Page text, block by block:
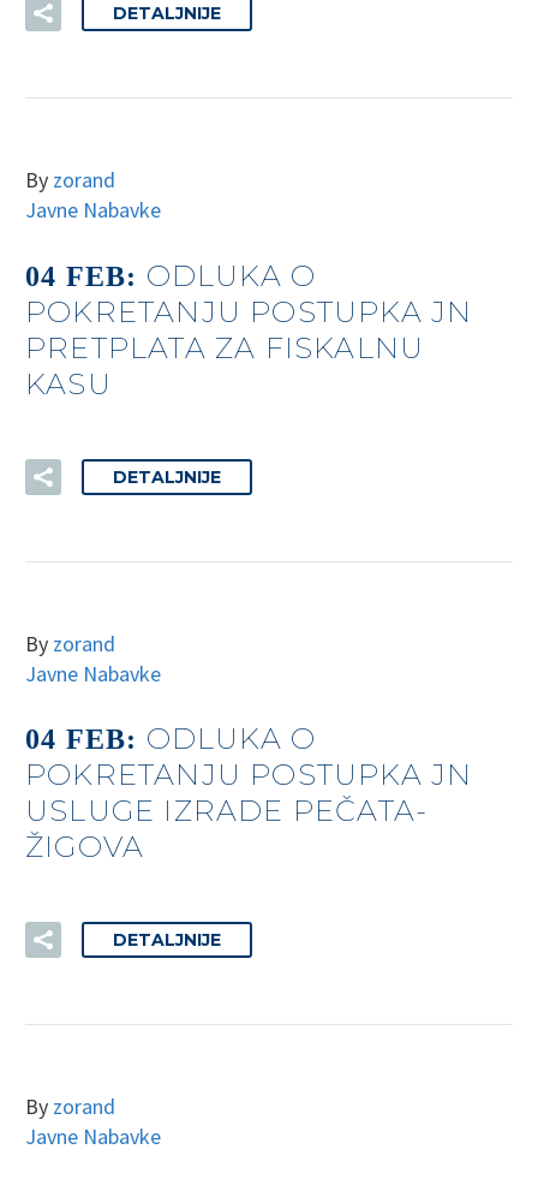
DETALJNIJE
By zorand
Javne Nabavke
04 FEB: ODLUKA O
POKRETANJU POSTUPKA JN
PRETPLATA ZA FISKALNU
KASU
DETALJNIJE
By zorand
Javne Nabavke
04 FEB: ODLUKA O
POKRETANJU POSTUPKA JN
USLUGE IZRADE PEČATA-
ŽIGOVA
DETALJNIJE
By zorand
Javne Nabavke